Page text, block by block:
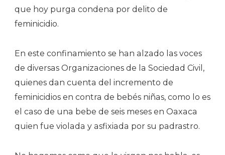
que hoy purga condena por delito de
feminicidio.
En este confinamiento se han alzado las voces
de diversas Organizaciones de la Sociedad Civil,
quienes dan cuenta del incremento de
feminicidios en contra de bebés niñas, como lo es
el caso de una bebe de seis meses en Oaxaca
quien fue violada y asfixiada por su padrastro.